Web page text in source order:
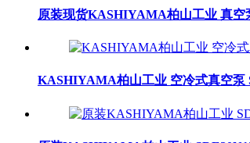
原装现货KASHIYAMA柏山工业 真空
KASHIYAMA柏山工业 空冷式真空泵